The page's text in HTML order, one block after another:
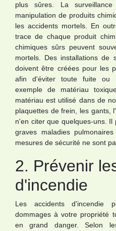
plus sûres. La
manipulation de produits
les accidents mortels. En
trace de chaque produit
chimiques sûrs peuvent
mortels. Des installations de
doivent être créées pour les
afin d'éviter toute fuite ou
exemple de matériau
matériau est utilisé dans de
plaquettes de frein, les gants,
n'en citer que quelques-uns.
graves maladies
mesures de sécurité ne sont
2. Prévenir
d'incendie
Les accidents d'incendie
dommages à votre propriété
en grand danger. Selon